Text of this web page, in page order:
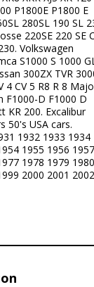
P1800E P1800 E
280SL 190 SL
220SE 220 SE
Volkswagen
S1000 S 1000
300ZX TVR
4 CV 5 R8 R 8
F1000-D F1000 D
KR 200. Excalibur
50's USA cars.
1932 1933 1934
1955 1956 1957
1978 1979 1980
2000 2001 2002